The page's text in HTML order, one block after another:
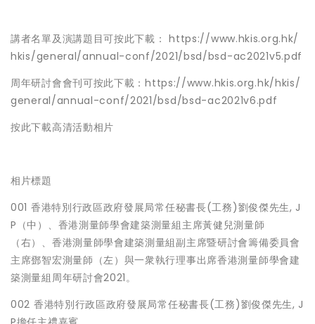
講者名單及演講題目可按此下載：https://www.hkis.org.hk/
hkis/general/annual-conf/2021/bsd/bsd-ac2021v5.pdf
周年研討會會刊可按此下載：https://www.hkis.org.hk/hkis/
general/annual-conf/2021/bsd/bsd-ac2021v6.pdf
按此下載高清活動相片
相片標題
001 香港特別行政區政府發展局常任秘書長(工務)劉俊傑先生, J
P（中）、香港測量師學會建築測量組主席黃健兒測量師
（右）、香港測量師學會建築測量組副主席暨研討會籌備委員會
主席鄧智宏測量師（左）與一衆執行理事出席香港測量師學會建
築測量組周年研討會2021。
002 香港特別行政區政府發展局常任秘書長(工務)劉俊傑先生, J